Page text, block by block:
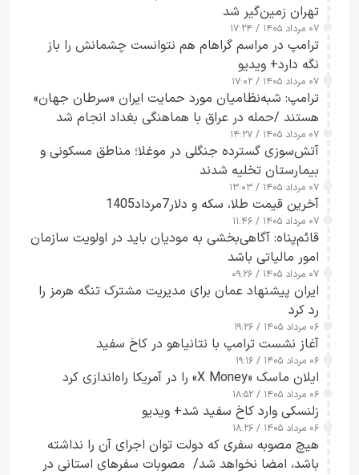
تهران زمین‌گیر شد
۰۷ مرداد ۱۴۰۵ / ۱۷:۲۴
ترامپ در مراسم گراهام هم نتوانست چشمانش را باز
نگه دارد+ ویدیو
۰۷ مرداد ۱۴۰۵ / ۱۷:۰۲
ترامپ: شبه‌نظامیان مورد حمایت ایران «سرطان جهان»
هستند /حمله در عراق با هماهنگی بغداد انجام شد
۰۷ مرداد ۱۴۰۵ / ۱۴:۲۷
آتش‌سوزی گسترده جنگلی در موغلا؛ مناطق مسکونی و
بیمارستان تخلیه شدند
۰۷ مرداد ۱۴۰۵ / ۱۳:۰۳
آخرین قیمت طلا، سکه و دلار7مرداد1405
۰۷ مرداد ۱۴۰۵ / ۱۱:۴۶
قائم‌پناه: آگاهی‌بخشی به مودیان باید در اولویت سازمان
امور مالیاتی باشد
۰۷ مرداد ۱۴۰۵ / ۰۹:۲۶
ایران پیشنهاد عمان برای مدیریت مشترک تنگه هرمز را
رد کرد
۰۶ مرداد ۱۴۰۵ / ۱۹:۲۶
آغاز نشست ترامپ با نتانیاهو در کاخ سفید
۰۶ مرداد ۱۴۰۵ / ۱۹:۱۶
ایلان ماسک «X Money» را در آمریکا راه‌اندازی کرد
۰۶ مرداد ۱۴۰۵ / ۱۸:۵۲
زلنسکی وارد کاخ سفید شد+ ویدیو
۰۶ مرداد ۱۴۰۵ / ۱۸:۲۶
هیچ مصوبه سفری که دولت توان اجرای آن را نداشته
باشد، امضا نخواهد شد/ مصوبات سفرهای استانی در